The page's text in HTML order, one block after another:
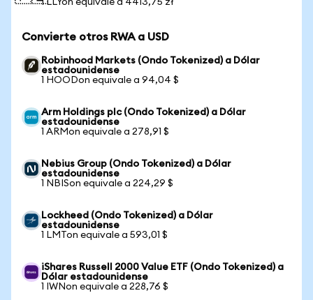
1 LLYon equivale a 4413,75 zł
Convierte otros RWA a USD
Robinhood Markets (Ondo Tokenized) a Dólar
estadounidense
1 HOODon equivale a 94,04 $
Arm Holdings plc (Ondo Tokenized) a Dólar
estadounidense
1 ARMon equivale a 278,91 $
Nebius Group (Ondo Tokenized) a Dólar
estadounidense
1 NBISon equivale a 224,29 $
Lockheed (Ondo Tokenized) a Dólar
estadounidense
1 LMTon equivale a 593,01 $
iShares Russell 2000 Value ETF (Ondo Tokenized) a
Dólar estadounidense
1 IWNon equivale a 228,76 $